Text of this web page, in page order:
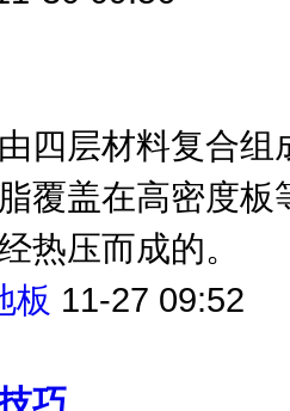
四层材料复合
覆盖在高密度
热压而成的。
板